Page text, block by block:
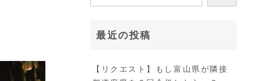
最近の投稿
【リクエスト】もし富山県が隣接